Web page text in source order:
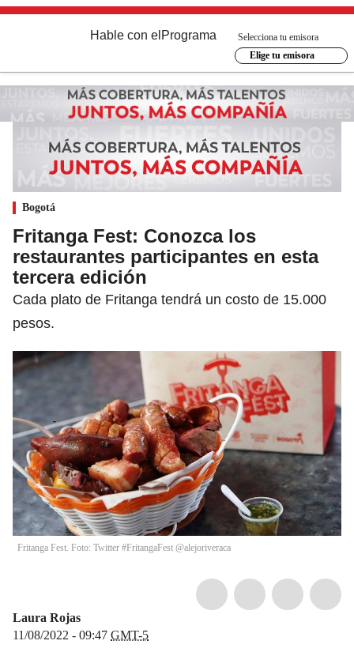
Hable con el Programa
Selecciona tu emisora
Elige tu emisora
Bogotá
Fritanga Fest: Conozca los
restaurantes participantes en esta
tercera edición
Cada plato de Fritanga tendrá un costo de 15.000
pesos.
Fritanga Fest. Foto: Twitter #FritangaFest @alejoriveraca
Laura Rojas
11/08/2022 - 09:47 GMT-5